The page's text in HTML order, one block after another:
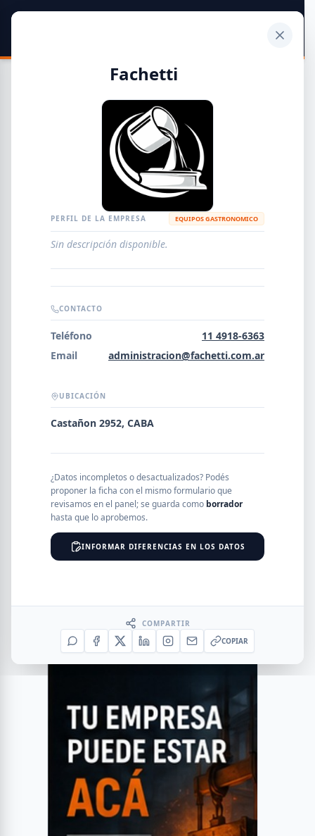
Guía de Empresas Metalúrgicas y Siderúrgicas
METALÚRGICAS
EMPRESAS AGREGAR EMPRESA
Error al cargar empresas.
NOMBRE
SEGMENTO
Fachetti
PERFIL DE LA EMPRESA EQUIPOS GASTRONOMICO
Sin descripción disponible.
CONTACTO
Teléfono
11 4918-6363
Email
administracion@fachetti.com.ar
UBICACIÓN
Castañon 2952, CABA
¿Datos incompletos o desactualizados? Podés
proponer la ficha con el mismo formulario que
revisamos en el panel; se guarda como borrador
hasta que lo aprobemos.
INFORMAR DIFERENCIAS EN LOS DATOS
COMPARTIR
COPIAR